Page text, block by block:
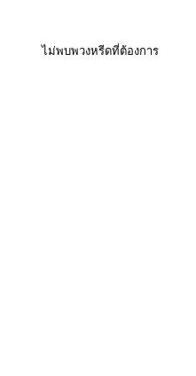
ไม่พบพวงหรีดที่ต้องการ